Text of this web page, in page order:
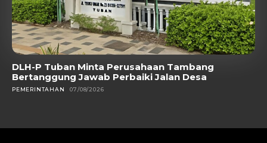
DLH-P Tuban Minta Perusahaan Tambang
Bertanggung Jawab Perbaiki Jalan Desa
PEMERINTAHAN 07/08/2026